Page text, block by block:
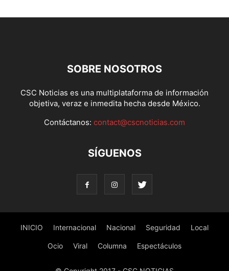
SOBRE NOSOTROS
CSC Noticias es una multiplataforma de información
objetiva, veraz e inmedita hecha desde México.
Contáctanos: contact@cscnoticias.com
SÍGUENOS
INICIO Internacional Nacional Seguridad Local
Ocio Viral Columna Espectáculos